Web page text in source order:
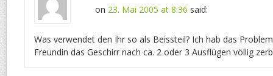
on 23. Mai 2005 at 8:36 said:
Was verwendet den Ihr so als Beissteil? Ich hab das
Freundin das Geschirr nach ca. 2 oder 3 Ausflügen völlig